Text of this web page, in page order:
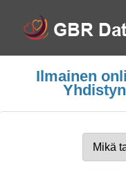
Ilmainen